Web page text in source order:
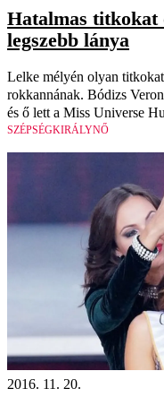
Hatalmas
legszebb lánya
Lelke mélyén olyan
rokkannának. Bódizs
és ő lett a Miss Universe
SZÉPSÉGKIRÁLYNŐ
2016. 11. 20.